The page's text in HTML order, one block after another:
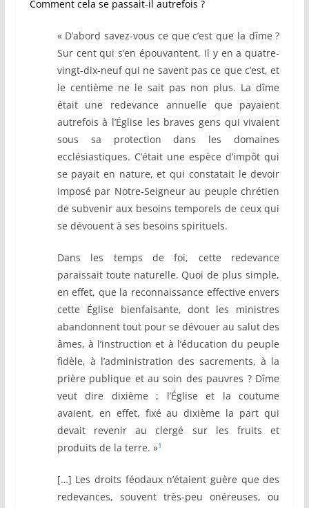
Comment cela se passait-il autrefois ?
« D’abord savez-vous ce que c’est que la dîme ?
Sur cent qui s’en épouvantent, il y en a quatre-
vingt-dix-neuf qui ne savent pas ce que c’est, et
le centième ne le sait pas non plus. La dîme
était une redevance annuelle que payaient
autrefois à l’Église les braves gens qui vivaient
sous sa protection dans les domaines
ecclésiastiques. C’était une espèce d’impôt qui
se payait en nature, et qui constatait le devoir
imposé par Notre-Seigneur au peuple chrétien
de subvenir aux besoins temporels de ceux qui
se dévouent à ses besoins spirituels.
Dans les temps de foi, cette redevance
paraissait toute naturelle. Quoi de plus simple,
en effet, que la reconnaissance effective envers
cette Église bienfaisante, dont les ministres
abandonnent tout pour se dévouer au salut des
âmes, à l’instruction et à l’éducation du peuple
fidèle, à l’administration des sacrements, à la
prière publique et au soin des pauvres ? Dîme
veut dire dixième ; l’Église et la coutume
avaient, en effet, fixé au dixième la part qui
devait revenir au clergé sur les fruits et
produits de la terre. »1
[…] Les droits féodaux n’étaient guère que des
redevances, souvent très-peu onéreuses, ou